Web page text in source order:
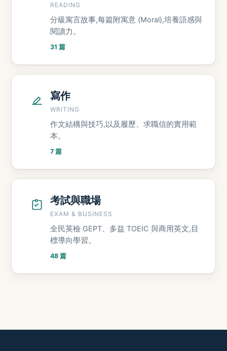
READING
分級寓言故事,每篇附寓意 (Moral),培養語感與
閱讀力。
31 篇
寫作
WRITING
作文結構與技巧,以及履歷、求職信的實用範
本。
7 篇
考試與職場
EXAM & BUSINESS
全民英檢 GEPT、多益 TOEIC 與商用英文,目
標導向學習。
48 篇